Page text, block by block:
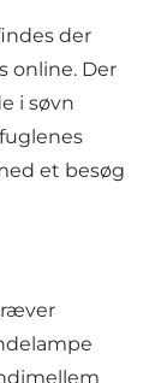
der
online. Der
i søvn
et besøg